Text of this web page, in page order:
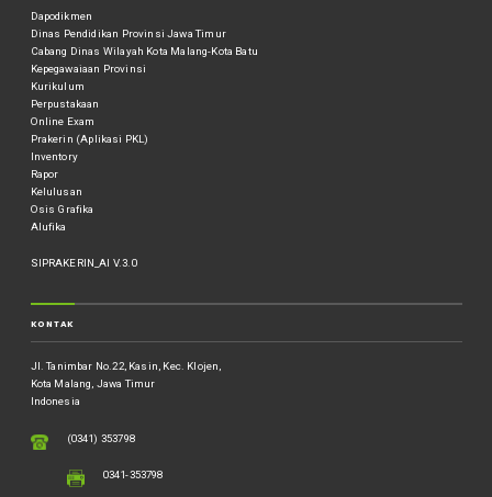
Dapodikmen
Dinas Pendidikan Provinsi Jawa Timur
Cabang Dinas Wilayah Kota Malang-Kota Batu
Kepegawaiaan Provinsi
Kurikulum
Perpustakaan
Online Exam
Prakerin (Aplikasi PKL)
Inventory
Rapor
Kelulusan
Osis Grafika
Alufika
SIPRAKERIN_AI V.3.0
KONTAK
Jl. Tanimbar No.22, Kasin, Kec. Klojen,
Kota Malang, Jawa Timur
Indonesia
(0341) 353798
0341-353798